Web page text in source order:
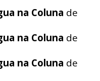
na Coluna de
na Coluna de
na Coluna de